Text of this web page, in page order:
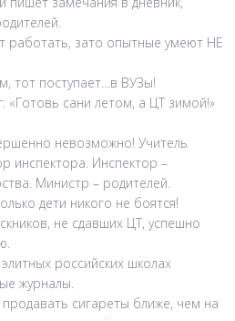
работать, зато опытные умеют НЕ
тот поступает…в ВУЗы!
«Готовь сани летом, а ЦТ зимой!»
невозможно! Учитель
инспектора. Инспектор –
Министр – родителей.
дети никого не боятся!
не сдавших ЦТ, успешно
российских школах
журналы.
сигареты ближе, чем на